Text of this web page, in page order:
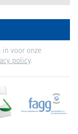
in voor onze
policy.